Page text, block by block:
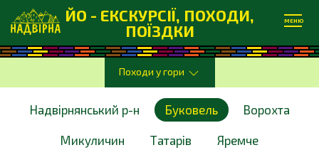
ЙО - ЕКСКУРСІЇ, ПОХОДИ,
ПОЇЗДКИ
МЕНЮ
Походи у гори
Надвірнянський р-н Буковель Ворохта
Микуличин Татарів Яремче